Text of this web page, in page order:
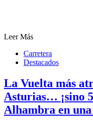
Leer Más
Carretera
Destacados
La Vuelta más
Asturias… ¡sino
Alhambra en una